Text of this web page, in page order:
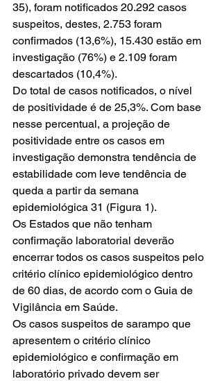
35), foram notificados 20.292 casos
suspeitos, destes, 2.753 foram
confirmados (13,6%), 15.430 estão em
investigação (76%) e 2.109 foram
descartados (10,4%).
Do total de casos notificados, o nível
de positividade é de 25,3%. Com base
nesse percentual, a projeção de
positividade entre os casos em
investigação demonstra tendência de
estabilidade com leve tendência de
queda a partir da semana
epidemiológica 31 (Figura 1).
Os Estados que não tenham
confirmação laboratorial deverão
encerrar todos os casos suspeitos pelo
critério clínico epidemiológico dentro
de 60 dias, de acordo com o Guia de
Vigilância em Saúde.
Os casos suspeitos de sarampo que
apresentem o critério clínico
epidemiológico e confirmação em
laboratório privado devem ser